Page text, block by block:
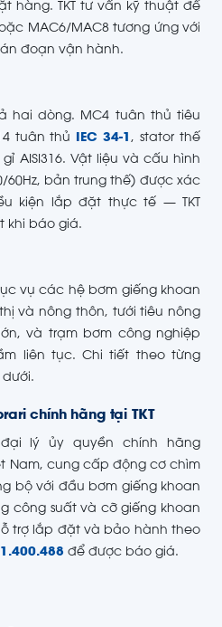
hàng. TKT tư vấn kỹ thuật để
MAC6/MAC8 tương ứng với
đoạn vận hành.
hai dòng. MC4 tuân thủ tiêu
tuân thủ IEC 34-1, stator thế
AISI316. Vật liệu và cấu hình
60Hz, bản trung thế) được xác
kiện lắp đặt thực tế — TKT
khi báo giá.
vụ các hệ bơm giếng khoan
và nông thôn, tưới tiêu nông
và trạm bơm công nghiệp
liên tục. Chi tiết theo từng
chính hãng tại TKT
đại lý ủy quyền chính hãng
Nam, cung cấp động cơ chìm
bộ với đầu bơm giếng khoan
công suất và cỡ giếng khoan
trợ lắp đặt và bảo hành theo
để được báo giá.